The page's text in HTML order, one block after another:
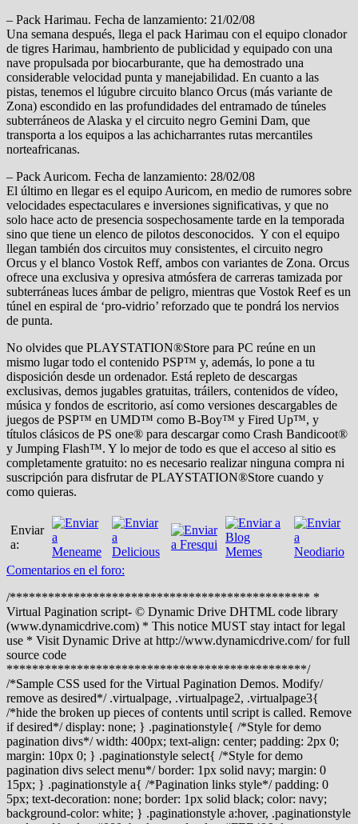
– Pack Harimau. Fecha de lanzamiento: 21/02/08
Una semana después, llega el pack Harimau con el equipo clonador
de tigres Harimau, hambriento de publicidad y equipado con una
nave propulsada por biocarburante, que ha demostrado una
considerable velocidad punta y manejabilidad. En cuanto a las
pistas, tenemos el lúgubre circuito blanco Orcus (más variante de
Zona) escondido en las profundidades del entramado de túneles
subterráneos de Alaska y el circuito negro Gemini Dam, que
transporta a los equipos a las achicharrantes rutas mercantiles
norteafricanas.
– Pack Auricom. Fecha de lanzamiento: 28/02/08
El último en llegar es el equipo Auricom, en medio de rumores sobre
velocidades espectaculares e inversiones significativas, y que no
solo hace acto de presencia sospechosamente tarde en la temporada
sino que tiene un elenco de pilotos desconocidos. Y con el equipo
llegan también dos circuitos muy consistentes, el circuito negro
Orcus y el blanco Vostok Reff, ambos con variantes de Zona. Orcus
ofrece una exclusiva y opresiva atmósfera de carreras tamizada por
subterráneas luces ámbar de peligro, mientras que Vostok Reef es un
túnel en espiral de ‘pro-vidrio’ reforzado que te pondrá los nervios
de punta.
No olvides que PLAYSTATION®Store para PC reúne en un
mismo lugar todo el contenido PSP™ y, además, lo pone a tu
disposición desde un ordenador. Está repleto de descargas
exclusivas, demos jugables gratuitas, tráilers, contenidos de vídeo,
música y fondos de escritorio, así como versiones descargables de
juegos de PSP™ en UMD™ como B-Boy™ y Fired Up™, y
títulos clásicos de PS one® para descargar como Crash Bandicoot®
y Jumping Flash™. Y lo mejor de todo es que el acceso al sitio es
completamente gratuito: no es necesario realizar ninguna compra ni
suscripción para disfrutar de PLAYSTATION®Store cuando y
como quieras.
Enviar
a:
Comentarios en el foro:
/*********************************************** *
Virtual Pagination script- © Dynamic Drive DHTML code library
(www.dynamicdrive.com) * This notice MUST stay intact for legal
use * Visit Dynamic Drive at http://www.dynamicdrive.com/ for full
source code
***********************************************/
/*Sample CSS used for the Virtual Pagination Demos. Modify/
remove as desired*/ .virtualpage, .virtualpage2, .virtualpage3{
/*hide the broken up pieces of contents until script is called. Remove
if desired*/ display: none; } .paginationstyle{ /*Style for demo
pagination divs*/ width: 400px; text-align: center; padding: 2px 0;
margin: 10px 0; } .paginationstyle select{ /*Style for demo
pagination divs select menu*/ border: 1px solid navy; margin: 0
15px; } .paginationstyle a{ /*Pagination links style*/ padding: 0
5px; text-decoration: none; border: 1px solid black; color: navy;
background-color: white; } .paginationstyle a:hover, .paginationstyle